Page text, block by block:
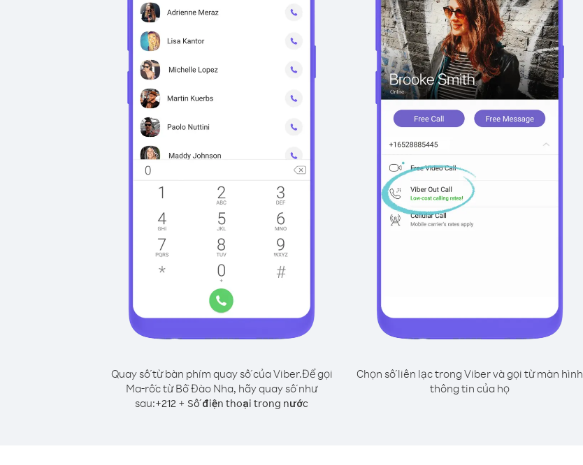
Quay số từ bàn phím quay số của Viber.Để gọi
Ma-rốc từ Bồ Đào Nha, hãy quay số như
sau:+212 + Số điện thoại trong nước
Chọn số liên lạc trong Viber và gọi từ màn hình
thông tin của họ